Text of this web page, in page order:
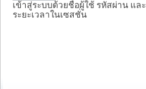
เข้าสู่ระบบด้วยชื่อผู้ใช้ รหัสผ่าน และ
ระยะเวลาในเซสชั่น